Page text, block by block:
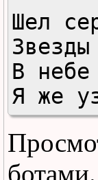
Шел
В
Я же
меня
Есть
ботами.